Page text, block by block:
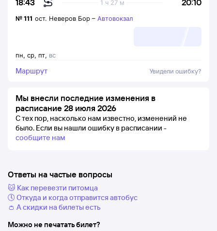
18:43 1 ч 27 м
пн, ср, пт, вс
№111 ост. Неверов Бор – Автовокзал
Маршрут Увидели ошибку?
Мы внесли последние изменения в
расписание 28 июля 2026
С тех пор, насколько нам известно, изменений не
было. Если вы нашли ошибку в расписании -
сообщите нам
Ответы на частые вопросы
🐱 Как перевезти питомца
🕔 Откуда и когда отправится автобус
👛 А скидки на билеты есть
Можно не печатать билет?